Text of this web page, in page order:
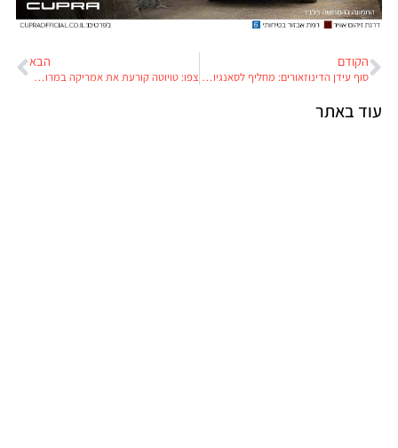
הקודם
סוף עידן הדינוזאורים: מחליף לסאנגיונג רקסטון בתוך שנה
הבא
צפו: טויוטה קורעת את אמריקה במרוץ מאתגר במיניוואן
עוד באתר